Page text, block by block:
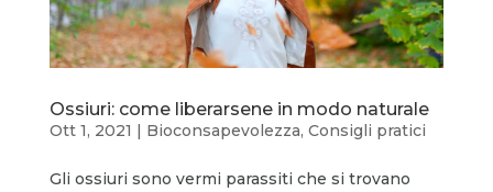
Ossiuri: come liberarsene in modo naturale
Ott 1, 2021 | Bioconsapevolezza, Consigli pratici
Gli ossiuri sono vermi parassiti che si trovano